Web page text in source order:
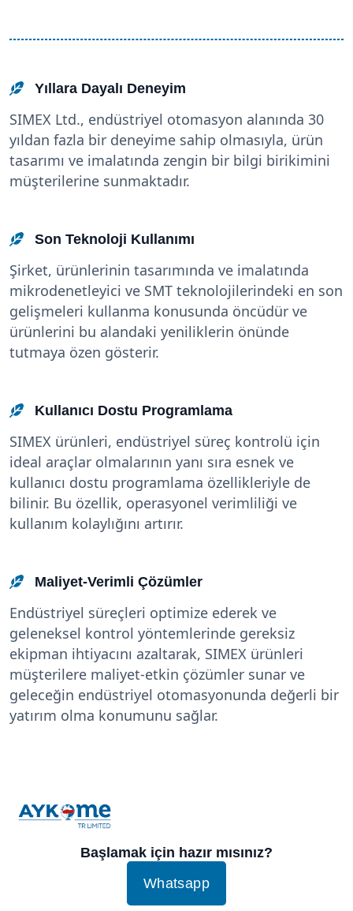
Yıllara Dayalı Deneyim
SIMEX Ltd., endüstriyel otomasyon alanında 30
yıldan fazla bir deneyime sahip olmasıyla, ürün
tasarımı ve imalatında zengin bir bilgi birikimini
müşterilerine sunmaktadır.
Son Teknoloji Kullanımı
Şirket, ürünlerinin tasarımında ve imalatında
mikrodenetleyici ve SMT teknolojilerindeki en son
gelişmeleri kullanma konusunda öncüdür ve
ürünlerini bu alandaki yeniliklerin önünde
tutmaya özen gösterir.
Kullanıcı Dostu Programlama
SIMEX ürünleri, endüstriyel süreç kontrolü için
ideal araçlar olmalarının yanı sıra esnek ve
kullanıcı dostu programlama özellikleriyle de
bilinir. Bu özellik, operasyonel verimliliği ve
kullanım kolaylığını artırır.
Maliyet-Verimli Çözümler
Endüstriyel süreçleri optimize ederek ve
geleneksel kontrol yöntemlerinde gereksiz
ekipman ihtiyacını azaltarak, SIMEX ürünleri
müşterilere maliyet-etkin çözümler sunar ve
geleceğin endüstriyel otomasyonunda değerli bir
yatırım olma konumunu sağlar.
Başlamak için hazır mısınız?
Whatsapp